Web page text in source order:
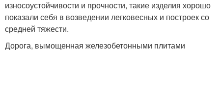
износоустойчивости и прочности, такие изделия хорошо
показали себя в возведении легковесных и построек со
средней тяжести.
Дорога, вымощенная железобетонными плитами